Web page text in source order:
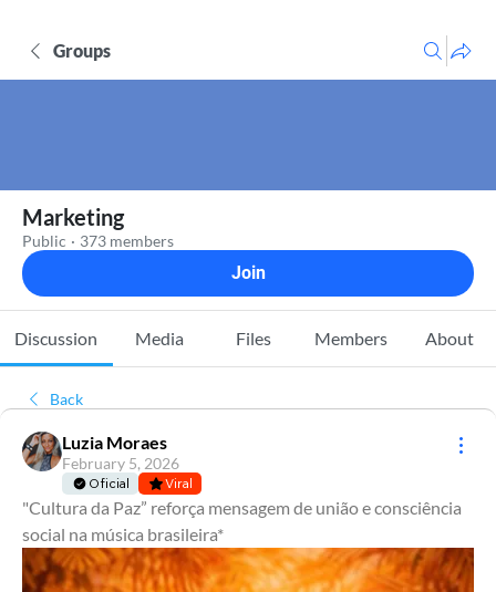
Groups
Marketing
Public · 373 members
Join
Discussion Media Files Members About
Back
Luzia Moraes
February 5, 2026
Oficial Viral
"Cultura da Paz” reforça mensagem de união e consciência
social na música brasileira*